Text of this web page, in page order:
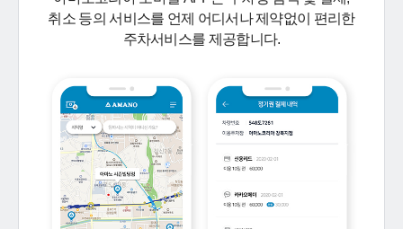
취소 등의 서비스를 언제 어디서나 제약없이 편리한
주차서비스를 제공합니다.